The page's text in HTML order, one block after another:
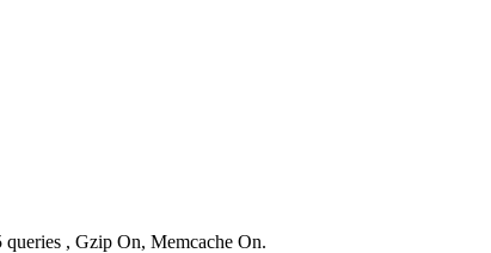
queries , Gzip On, Memcache On.